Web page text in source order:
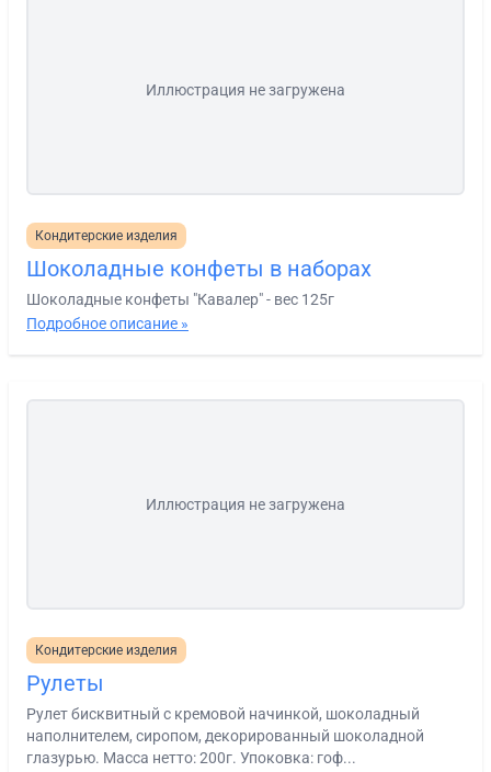
Иллюстрация не загружена
Кондитерские изделия
Шоколадные конфеты в наборах
Шоколадные конфеты "Кавалер" - вес 125г
Подробное описание »
Иллюстрация не загружена
Кондитерские изделия
Рулеты
Рулет бисквитный с кремовой начинкой, шоколадный
наполнителем, сиропом, декорированный шоколадной
глазурью. Масса нетто: 200г. Упоковка: гоф...